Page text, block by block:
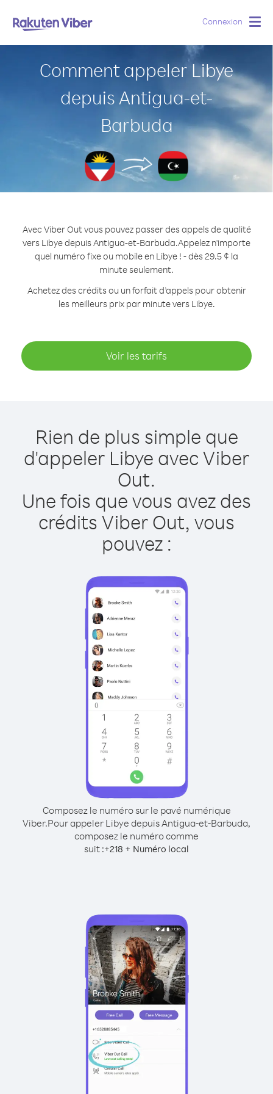
Connexion
Comment appeler Libye
depuis Antigua-et-
Barbuda
Avec Viber Out vous pouvez passer des appels de qualité
vers Libye depuis Antigua-et-Barbuda.Appelez n'importe
quel numéro fixe ou mobile en Libye ! - dès 29.5 ¢ la
minute seulement.
Achetez des crédits ou un forfait d’appels pour obtenir
les meilleurs prix par minute vers Libye.
Voir les tarifs
Rien de plus simple que
d'appeler Libye avec Viber
Out.
Une fois que vous avez des
crédits Viber Out, vous
pouvez :
Composez le numéro sur le pavé numérique
Viber.Pour appeler Libye depuis Antigua-et-Barbuda,
composez le numéro comme
suit :+218 + Numéro local